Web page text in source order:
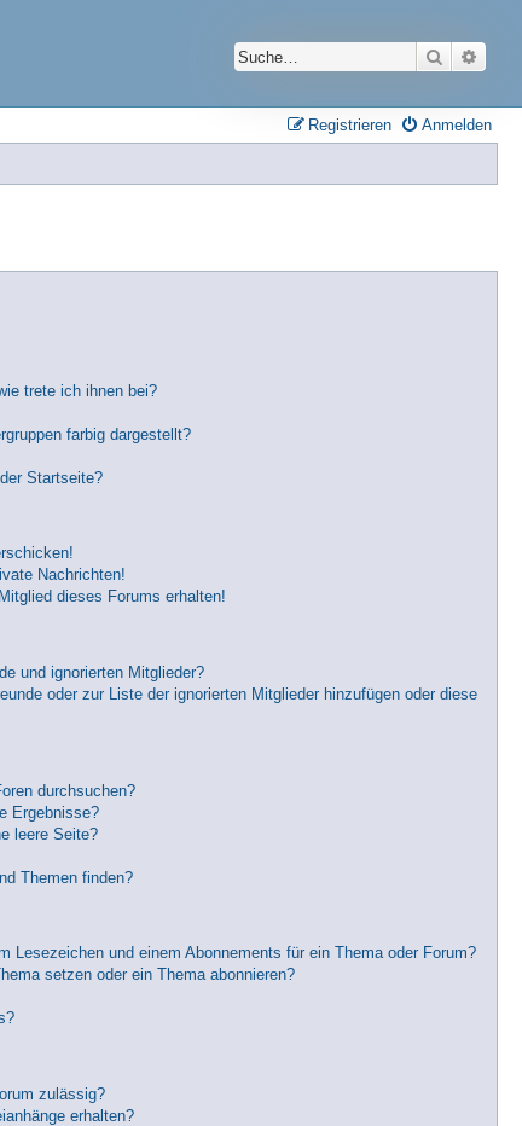
Suche
Anmelden
Registrieren
trete ich ihnen bei?
farbig dargestellt?
Startseite?
Nachrichten!
dieses Forums erhalten!
und ignorierten Mitglieder?
oder zur Liste der ignorierten Mitglieder hinzufügen oder diese
durchsuchen?
Ergebnisse?
leere Seite?
Themen finden?
Lesezeichen und einem Abonnements für ein Thema oder Forum?
setzen oder ein Thema abonnieren?
zulässig?
erhalten?